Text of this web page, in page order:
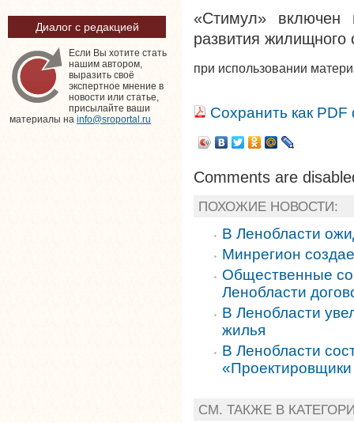
Диалог с редакцией
Если Вы хотите стать
нашим автором,
выразить своё
экспертное мнение в
новости или статье,
присылайте ваши
материалы на info@sroportal.ru
«Стимул» включен
развития жилищного
при использовании
Сохранить как
Comments are
ПОХОЖИЕ НОВОСТИ:
В Ленобласти
Минрегион
Общественные
Ленобласти
В Ленобласти
жилья
В Ленобласти
СМ. ТАКЖЕ В